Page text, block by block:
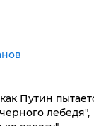
Путин
лебедя",